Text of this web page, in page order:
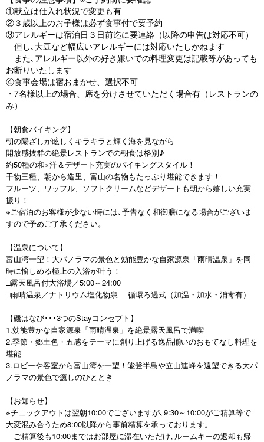
①献立は仕入れ状況で変更も有
②３歳以上のお子様は必ず食事付で要予約
③アレルギーは宿泊日３日前迄に要連絡（以降の申告は対応不可）
但し､大豆など幅広いアレルギーには対応いたしかねます
また､アレルギー以外の好き嫌いでの料理変更は記載等があっても
お断りいたします
④食事会場は宿おまかせ、選択不可
・7名様以上の場合、席を分けさせていただく場合有（レストランの
み）
【朝食バイキング】
朝の陽ざしが眩しくキラキラと輝く海を見ながら
開放感抜群の絶景レストランでの朝食は格別♪
約50種の和×洋＆デザート充実のバイキングスタイル！
干物三種、朝から造里、富山の名物もたっぷり堪能できます！
フルーツ、ワッフル、ソフトクリームなどデザートも朝から嬉しい充実
振り！
※ご宿泊のお客様が少ない時には､予告なく和御膳になる場合がございま
すので予めご了承ください。
【温泉について】
富山湾一望！大パノラマの景色と効能豊かな自家源泉「雨晴温泉」を同
時に愉しめる極上の入浴が叶う！
□露天風呂付大浴場／5:00～24:00
□雨晴温泉／ナトリウム塩化物泉 循環ろ過式（加温・加水・消毒有）
【磯はなび･･･3つのStayコンセプト】
1.効能豊かな自家源泉「雨晴温泉」を絶景露天風呂で満喫
2.季節・郷土色・五感をテーマに創り上げる逸品揃いのおもてなし料理を
堪能
3.ロビーや客室から富山湾を一望！能登半島や立山連峰を遠望できる大パ
ノラマの景色で癒しのひととき
【お知らせ】
※チェックアウトは翌朝10:00でございますが､9:30～10:00がご精算等で
大変混み合うため8:00以降から事前精算を承っております。
ご精算後も10:00まではお部屋に滞在いただけ､ルームキーの返却も帰